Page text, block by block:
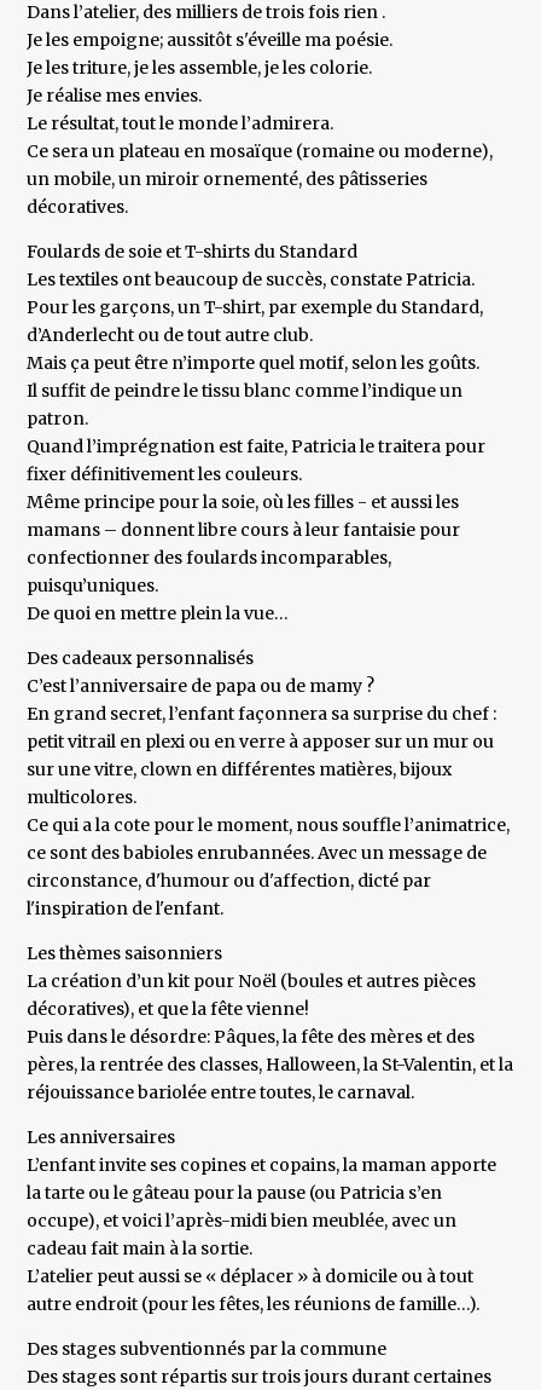
Dans l’atelier, des milliers de trois fois rien .
Je les empoigne; aussitôt s'éveille ma poésie.
Je les triture, je les assemble, je les colorie.
Je réalise mes envies.
Le résultat, tout le monde l’admirera.
Ce sera un plateau en mosaïque (romaine ou moderne),
un mobile, un miroir ornementé, des pâtisseries
décoratives.
Foulards de soie et T-shirts du Standard
Les textiles ont beaucoup de succès, constate Patricia.
Pour les garçons, un T-shirt, par exemple du Standard,
d’Anderlecht ou de tout autre club.
Mais ça peut être n’importe quel motif, selon les goûts.
Il suffit de peindre le tissu blanc comme l’indique un
patron.
Quand l’imprégnation est faite, Patricia le traitera pour
fixer définitivement les couleurs.
Même principe pour la soie, où les filles - et aussi les
mamans – donnent libre cours à leur fantaisie pour
confectionner des foulards incomparables,
puisqu’uniques.
De quoi en mettre plein la vue…
Des cadeaux personnalisés
C’est l’anniversaire de papa ou de mamy ?
En grand secret, l’enfant façonnera sa surprise du chef :
petit vitrail en plexi ou en verre à apposer sur un mur ou
sur une vitre, clown en différentes matières, bijoux
multicolores.
Ce qui a la cote pour le moment, nous souffle l’animatrice,
ce sont des babioles enrubannées. Avec un message de
circonstance, d'humour ou d'affection, dicté par
l'inspiration de l'enfant.
Les thèmes saisonniers
La création d’un kit pour Noël (boules et autres pièces
décoratives), et que la fête vienne!
Puis dans le désordre: Pâques, la fête des mères et des
pères, la rentrée des classes, Halloween, la St-Valentin, et la
réjouissance bariolée entre toutes, le carnaval.
Les anniversaires
L’enfant invite ses copines et copains, la maman apporte
la tarte ou le gâteau pour la pause (ou Patricia s’en
occupe), et voici l’après-midi bien meublée, avec un
cadeau fait main à la sortie.
L’atelier peut aussi se « déplacer » à domicile ou à tout
autre endroit (pour les fêtes, les réunions de famille…).
Des stages subventionnés par la commune
Des stages sont répartis sur trois jours durant certaines